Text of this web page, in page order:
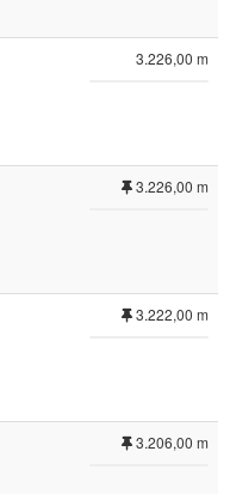
3.226,00 m
3.226,00 m
3.222,00 m
3.206,00 m